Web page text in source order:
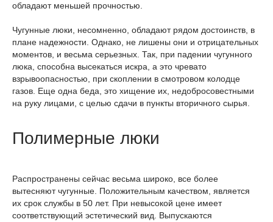
обладают меньшей прочностью.
Чугунные люки, несомненно, обладают рядом достоинств, в
плане надежности. Однако, не лишены они и отрицательных
моментов, и весьма серьезных. Так, при падении чугунного
люка, способна высекаться искра, а это чревато
взрывоопасностью, при скоплении в смотровом колодце
газов. Еще одна беда, это хищение их, недобросовестными
на руку лицами, с целью сдачи в пункты вторичного сырья.
Полимерные люки
Распространены сейчас весьма широко, все более
вытесняют чугунные. Положительным качеством, является
их срок службы в 50 лет. При невысокой цене имеет
соответствующий эстетический вид. Выпускаются